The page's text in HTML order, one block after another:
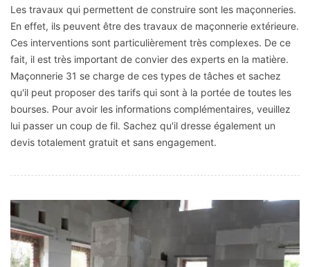
Les travaux qui permettent de construire sont les maçonneries.
En effet, ils peuvent être des travaux de maçonnerie extérieure.
Ces interventions sont particulièrement très complexes. De ce
fait, il est très important de convier des experts en la matière.
Maçonnerie 31 se charge de ces types de tâches et sachez
qu'il peut proposer des tarifs qui sont à la portée de toutes les
bourses. Pour avoir les informations complémentaires, veuillez
lui passer un coup de fil. Sachez qu'il dresse également un
devis totalement gratuit et sans engagement.